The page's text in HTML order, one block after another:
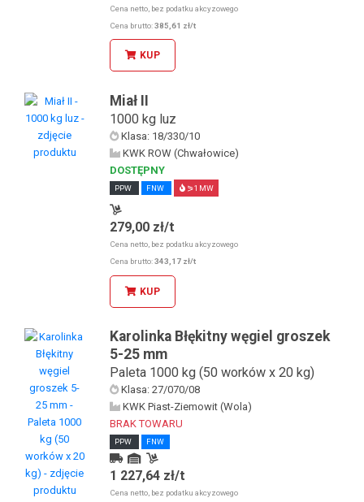
Odbiór osobisty w sklepie stacjonarnym
Cena netto, bez podatku akcyzowego
Cena brutto:385,61 zł/t
KUP
Miał II
1000 kg luz
Klasa: 18/330/10
KWK ROW (Chwałowice)
DOSTĘPNY
PPW FNW ⪖1 MW
Odbiór osobisty w sklepie stacjonarnym
279,00 zł/t
Cena netto, bez podatku akcyzowego
Cena brutto:343,17 zł/t
KUP
Karolinka Błękitny węgiel groszek
5-25 mm
Paleta 1000 kg (50 worków x 20 kg)
Klasa: 27/070/08
KWK Piast-Ziemowit (Wola)
BRAK TOWARU
PPW FNW
Kurier
Odbiór osobisty u KDW
1 227,64 zł/t
Cena netto, bez podatku akcyzowego